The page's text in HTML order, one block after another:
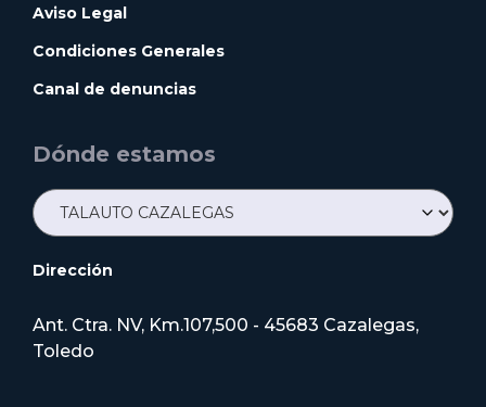
Aviso Legal
Condiciones Generales
Canal de denuncias
Dónde estamos
Dirección
Ant. Ctra. NV, Km.107,500 - 45683 Cazalegas,
Toledo